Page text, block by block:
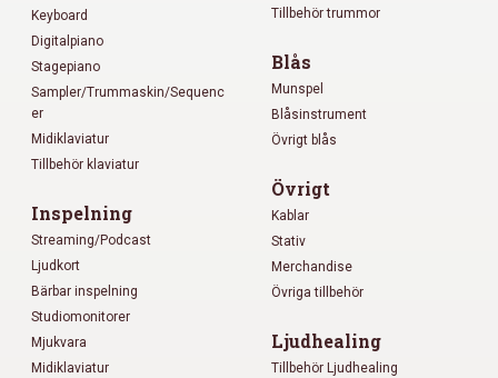
Keyboard
Digitalpiano
Stagepiano
Sampler/Trummaskin/Sequenc
er
Midiklaviatur
Tillbehör klaviatur
Inspelning
Streaming/Podcast
Ljudkort
Bärbar inspelning
Studiomonitorer
Mjukvara
Midiklaviatur
Tillbehör trummor
Blås
Munspel
Blåsinstrument
Övrigt blås
Övrigt
Kablar
Stativ
Merchandise
Övriga tillbehör
Ljudhealing
Tillbehör Ljudhealing